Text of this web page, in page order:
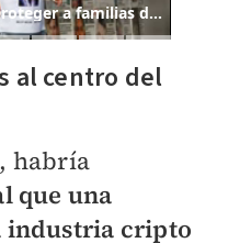
al centro del
, habría
que una
industria cripto